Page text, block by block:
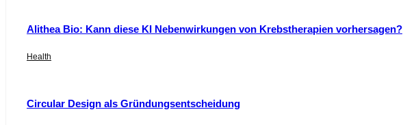
Alithea Bio: Kann diese KI Nebenwirkungen von Krebstherapien vorhersagen?
Health
Circular Design als Gründungsentscheidung